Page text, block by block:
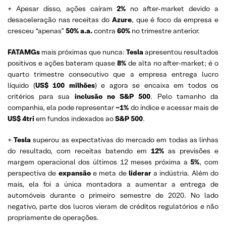
+ Apesar disso, ações caíram2% no after-market devido a
desaceleração nas receitas do Azure, que é foco da empresa e
cresceu “apenas” 50% a.a.contra 60% no trimestre anterior.
FATAMGs mais próximas que nunca: Teslaapresentou resultados
positivos e ações bateram quase8% de alta no after-market; é o
quarto trimestre consecutivo que a empresa entrega lucro
líquido (US$ 100 milhões) e agora se encaixa em todos os
critérios para sua inclusão no S&P 500. Pelo tamanho da
companhia, ela pode representar ~1% do índice e acessar mais de
US$ 4triem fundos indexados aoS&P 500.
+Tesla superou as expectativas do mercado em todas as linhas
do resultado, com receitas batendo em 12% as previsões e
margem operacional dos últimos 12 meses próxima a5%, com
perspectiva de expansãoe meta de liderara indústria. Além do
mais, ela foi a única montadora a aumentar a entrega de
automóveis durante o primeiro semestre de 2020. No lado
negativo, parte dos lucros vieram de créditos regulatórios e não
propriamente de operações.